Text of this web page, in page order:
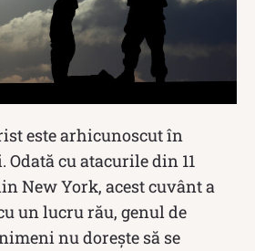
este arhicunoscut în
cu atacurile din 11
New York, acest cuvânt a
un lucru rău, genul de
nu dorește să se